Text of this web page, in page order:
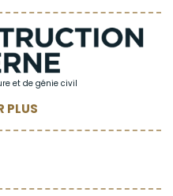
et de génie civil
PLUS